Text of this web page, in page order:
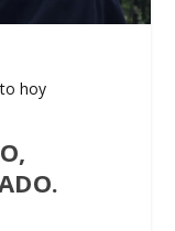
hoy